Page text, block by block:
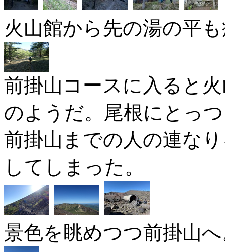
火山館から先の湯の平
前掛山コースに入ると
のようだ。尾根にとっ
前掛山までの人の連な
してしまった。
景色を眺めつつ前掛山